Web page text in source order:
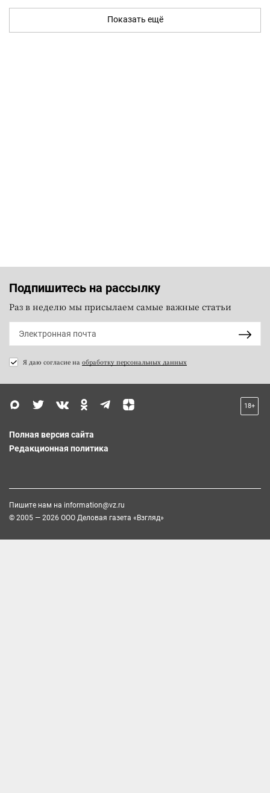
Показать ещё
Подпишитесь на рассылку
Раз в неделю мы присылаем самые важные статьи
Я даю согласие на обработку персональных данных
18+
Полная версия сайта
Редакционная политика
Пишите нам на information@vz.ru
© 2005 — 2026 ООО Деловая газета «Взгляд»